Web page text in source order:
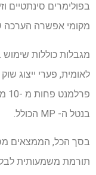
בפולימרים סינתטיים
מקומי אפשרה הערכה
מגבלות כוללות שימוש
לאומית, פערי ייצוג
בנטל ה- MP הכולל.
בסך הכל, הממצאים
תורמת משמעותית